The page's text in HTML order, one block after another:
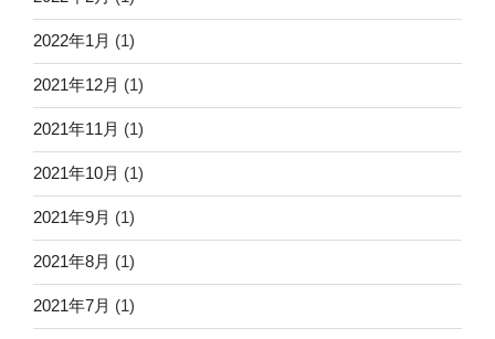
2022年1月 (1)
2021年12月 (1)
2021年11月 (1)
2021年10月 (1)
2021年9月 (1)
2021年8月 (1)
2021年7月 (1)